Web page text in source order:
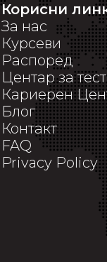
Корисни
За нас
Курсеви
Распоред
Центар за
Кариерен
Блог
Контакт
FAQ
Privacy Policy